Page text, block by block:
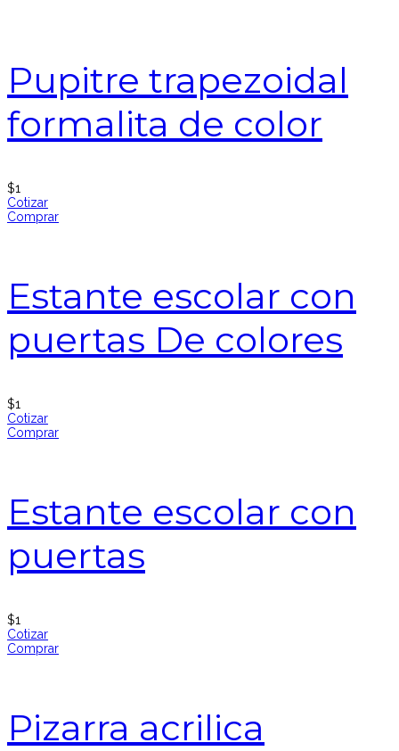
Pupitre trapezoidal
formalita de color
$1
Cotizar
Comprar
Estante escolar con
puertas De colores
$1
Cotizar
Comprar
Estante escolar con
puertas
$1
Cotizar
Comprar
Pizarra acrilica